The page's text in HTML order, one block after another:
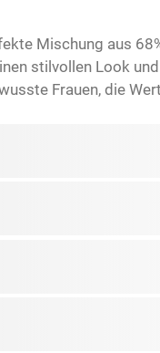
Mischung aus
stilvollen Look
Frauen, die